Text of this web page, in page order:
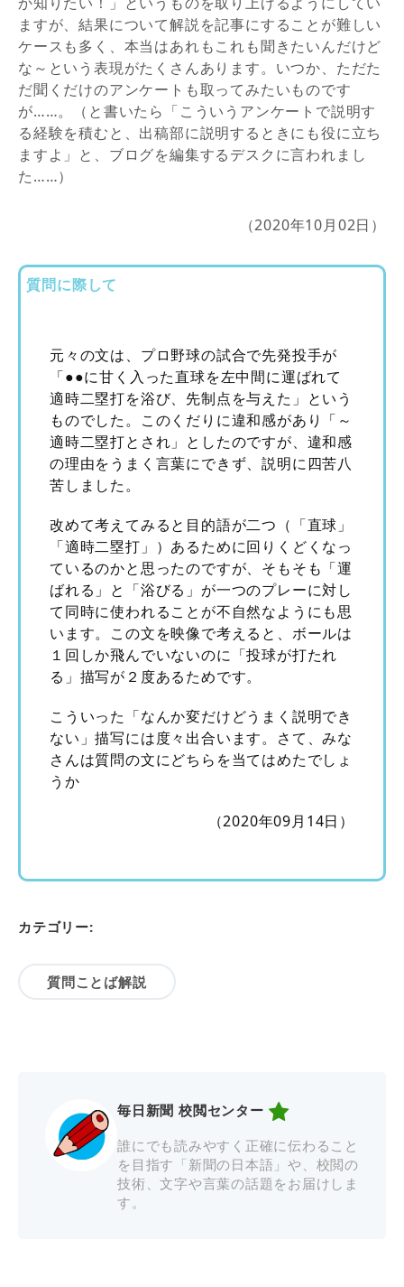
ますが、結果について解説を記事にすることが難しい
ケースも多く、本当はあれもこれも聞きたいんだけど
な～という表現がたくさんあります。いつか、ただた
だ聞くだけのアンケートも取ってみたいものです
が……。（と書いたら「こういうアンケートで説明す
る経験を積むと、出稿部に説明するときにも役に立ち
ますよ」と、ブログを編集するデスクに言われまし
た……）
（2020年10月02日）
質問に際して
元々の文は、プロ野球の試合で先発投手が
「●●に甘く入った直球を左中間に運ばれて
適時二塁打を浴び、先制点を与えた」という
ものでした。このくだりに違和感があり「～
適時二塁打とされ」としたのですが、違和感
の理由をうまく言葉にできず、説明に四苦八
苦しました。
改めて考えてみると目的語が二つ（「直球」
「適時二塁打」）あるために回りくどくなっ
ているのかと思ったのですが、そもそも「運
ばれる」と「浴びる」が一つのプレーに対し
て同時に使われることが不自然なようにも思
います。この文を映像で考えると、ボールは
１回しか飛んでいないのに「投球が打たれ
る」描写が２度あるためです。
こういった「なんか変だけどうまく説明でき
ない」描写には度々出合います。さて、みな
さんは質問の文にどちらを当てはめたでしょ
うか
（2020年09月14日）
カテゴリー:
質問ことば解説
毎日新聞 校閲センター
誰にでも読みやすく正確に伝わること
を目指す「新聞の日本語」や、校閲の
技術、文字や言葉の話題をお届けしま
す。